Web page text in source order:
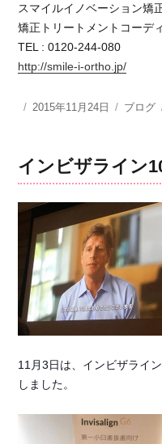
スマイルイノベーション矯
矯正トリートメントコー
TEL : 0120-244-080
http://smile-i-ortho.jp/
投
2015年11月24日
カ
リ
ー
ブログ
インビザライン
11月3日は、インビザライ
しました。